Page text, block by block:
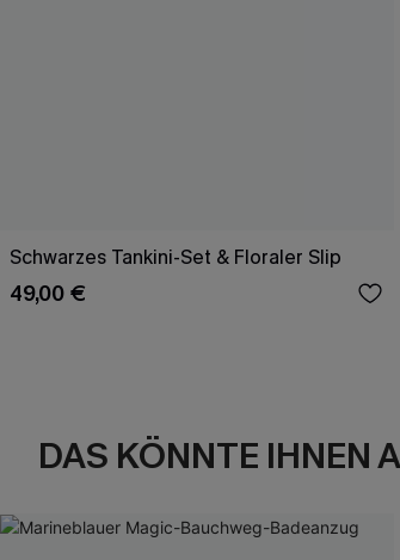
Schwarzes Tankini-Set & Floraler Slip
49,00 €
DAS KÖNNTE IHNEN